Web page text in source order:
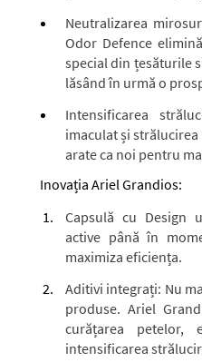
Neutralizarea
Odor Defence
special din țesăturile
lăsând în urmă o
Intensificarea
imaculat și
arate ca noi pentru
Inovația Ariel Grandios:
Capsulă cu Design
active până în
maximiza eficiența.
Aditivi integrați: Nu
produse. Ariel
curățarea petelor,
intensificarea